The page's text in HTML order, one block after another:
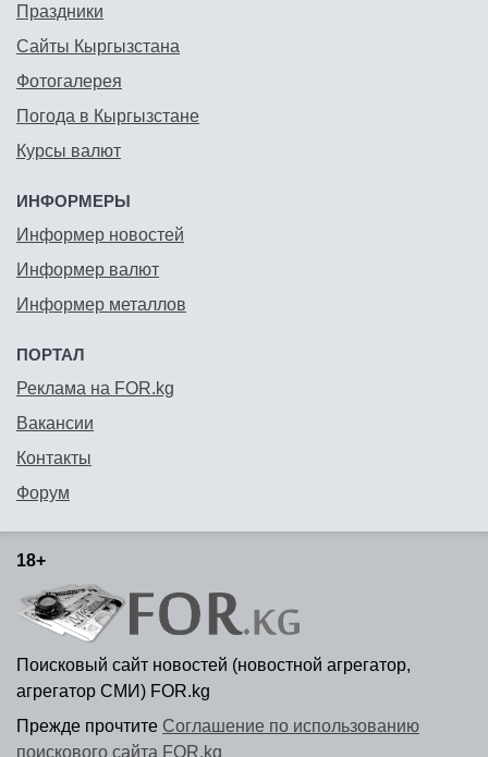
Праздники
Сайты Кыргызстана
Фотогалерея
Погода в Кыргызстане
Курсы валют
ИНФОРМЕРЫ
Информер новостей
Информер валют
Информер металлов
ПОРТАЛ
Реклама на FOR.kg
Вакансии
Контакты
Форум
18+
Поисковый сайт новостей (новостной агрегатор,
агрегатор СМИ) FOR.kg
Прежде прочтите Соглашение по использованию
поискового сайта FOR.kg